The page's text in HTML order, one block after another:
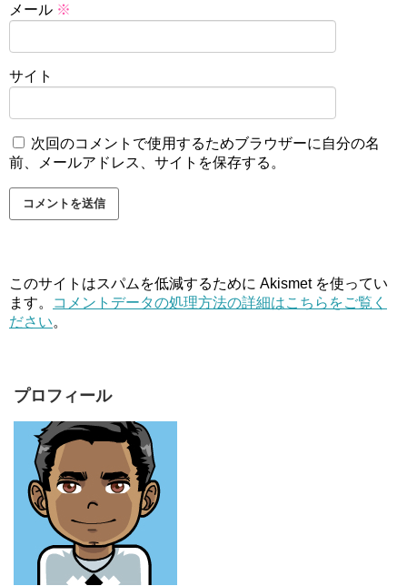
メール ※
サイト
次回のコメントで使用するためブラウザーに自分の名
前、メールアドレス、サイトを保存する。
このサイトはスパムを低減するために Akismet を使ってい
ます。
コメントデータの処理方法の詳細はこちらをご覧く
ださい。
プロフィール